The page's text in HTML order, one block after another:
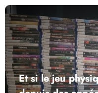
Et si le jeu